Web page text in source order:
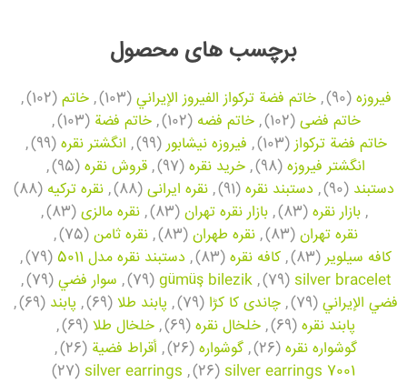
برچسب های محصول
فیروزه (90)
, خاتم فضة تركواز الفيروز الإيراني (103)
, خاتم (102)
,
خاتم فضی (102)
, خاتم فضه (102)
, خاتم فضة (103)
,
خاتم فضة تركواز (103)
, فیروزه نیشابور (99)
, انگشتر نقره (99)
,
انگشتر فیروزه (98)
, خرید نقره (97)
, قروش نقره (95)
,
دستبند (90)
, دستبند نقره (91)
, نقره ایرانی (88)
, نقره ترکیه (88)
, بازار نقره (83)
, بازار نقره تهران (83)
, نقره مالزی (83)
,
نقره تهران (83)
, نقره طهران (83)
, نقره ثامن (75)
,
کافه سیلویر (83)
, کافه نقره (83)
, دستبند نقره مدل 5011 (79)
,
silver bracelet
(79)
,
gümüş bilezik
(79)
, سوار فضي (79)
,
فضي الإيراني (79)
, چاندی کا کڑا (79)
, پابند طلا (69)
, پابند (69)
,
پابند نقره (69)
, خلخال نقره (69)
, خلخال طلا (69)
,
گوشواره نقره (26)
, گوشواره (26)
, أقراط فضية (26)
,
silver earrings 7001
(26)
,
silver earrings
(27)